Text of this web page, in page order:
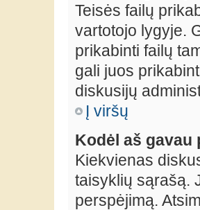
Teisės failų
vartotojo lygyje.
prikabinti failų
gali juos
diskusijų
Į viršų
Kodėl aš gavau
Kiekvienas
taisyklių sąrašą.
perspėjimą.